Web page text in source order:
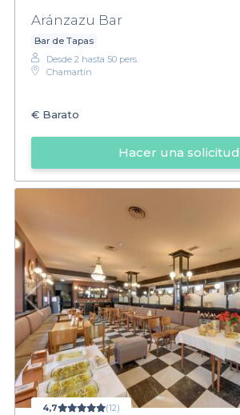
Aránzazu Bar
Bar de Tapas
Desde 2 hasta 50 pers.
Chamartín
€ Barato
Hacer una solicitud
4,7 (12)